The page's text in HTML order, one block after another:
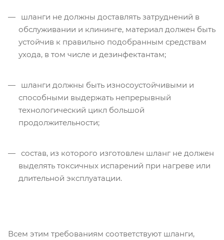
шланги не должны доставлять затруднений в
обслуживании и клининге, материал должен быть
устойчив к правильно подобранным средствам
ухода, в том числе и дезинфектантам;
шланги должны быть износоустойчивыми и
способными выдержать непрерывный
технологический цикл большой
продолжительности;
состав, из которого изготовлен шланг не должен
выделять токсичных испарений при нагреве или
длительной эксплуатации.
Всем этим требованиям соответствуют шланги,